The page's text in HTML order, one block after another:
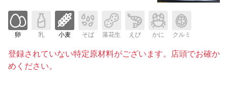
卵 乳 小麦 そば 落花生 えび かに クルミ
登録されていない特定原材料がございます。店頭でお確か
めください。